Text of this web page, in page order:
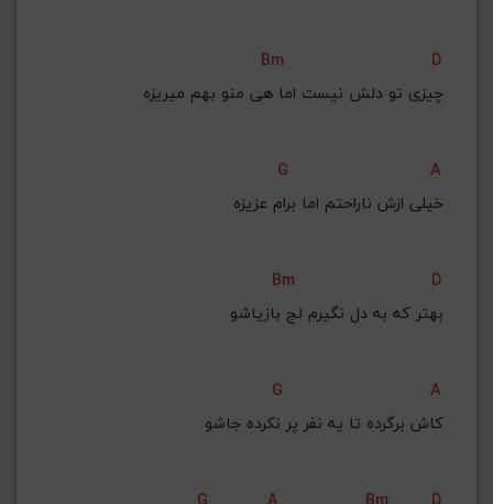
Bm
D
چیزی تو دلش نیست اما هی منو بهم میریزه
G
A
خیلی ازش ناراحتم اما برام عزیزه
Bm
D
بهتر که به دل نگیرم لج بازیاشو
G
A
کاش برگرده تا یه نفر پر نکرده جاشو